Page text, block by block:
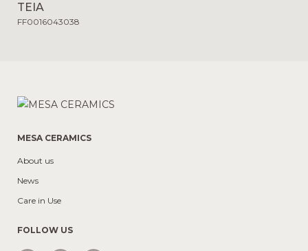
TEIA
FF0016043038
MESA CERAMICS
About us
News
Care in Use
FOLLOW US